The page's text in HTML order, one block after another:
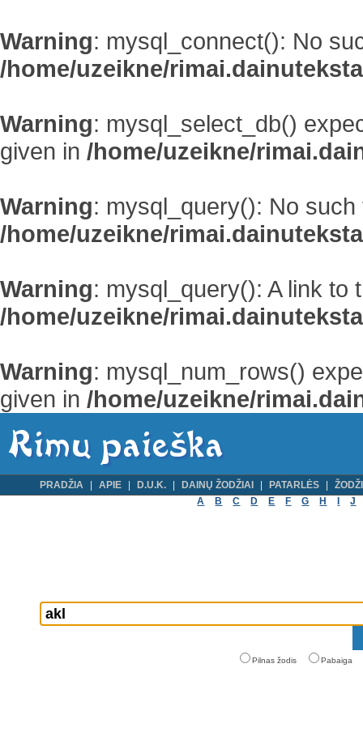
Warning: mysql_connect(): No
/home/uzeikne/
Warning: mysql_select_db()
given in /home/uzeikne/
Warning: mysql_query(): No
/home/uzeikne/
Warning: mysql_query(): A link to
/home/uzeikne/
Warning: mysql_num_rows()
given in /home/uzeikne/
PRADŽIA APIE D.U.K. DAINŲ ŽODŽIAI PATARLĖS
A
B C D E F G H J
Pilnas žodis Pabaiga